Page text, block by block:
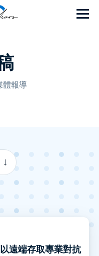
體報導
遠端存取專業對抗